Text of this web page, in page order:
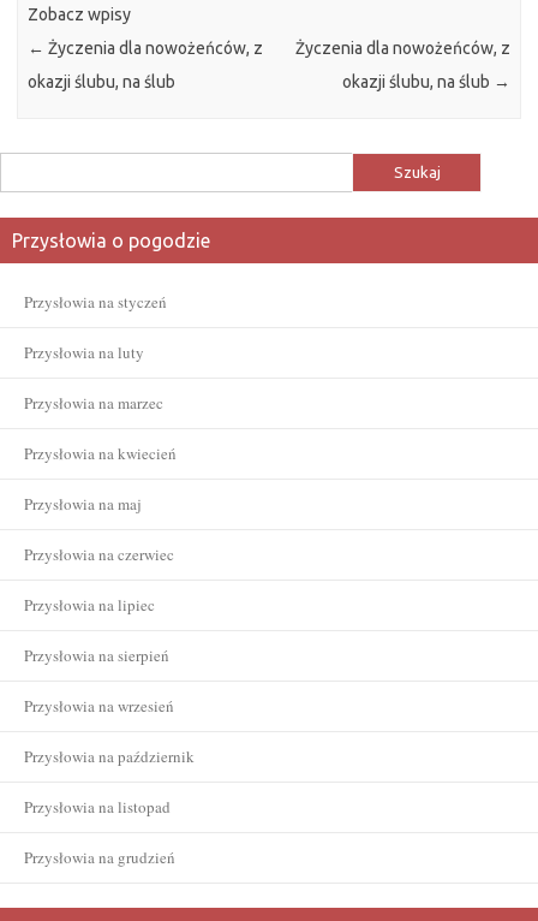
Zobacz wpisy
← Życzenia dla nowożeńców, z
okazji ślubu, na ślub
Życzenia dla nowożeńców, z
okazji ślubu, na ślub →
Przysłowia o pogodzie
Przysłowia na styczeń
Przysłowia na luty
Przysłowia na marzec
Przysłowia na kwiecień
Przysłowia na maj
Przysłowia na czerwiec
Przysłowia na lipiec
Przysłowia na sierpień
Przysłowia na wrzesień
Przysłowia na październik
Przysłowia na listopad
Przysłowia na grudzień